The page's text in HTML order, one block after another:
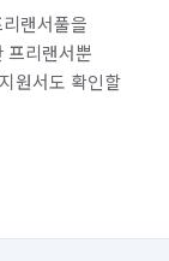
랜서풀을
프리랜서뿐
원서도 확인할